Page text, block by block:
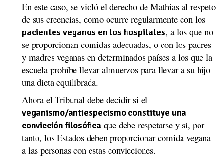
En este caso, se violó el derecho de Mathias al respeto
de sus creencias, como ocurre regularmente con los
pacientes veganos en los hospitales, a los que no
se proporcionan comidas adecuadas, o con los padres
y madres veganas en determinados países a los que la
escuela prohíbe llevar almuerzos para llevar a su hijo
una dieta equilibrada.
Ahora el Tribunal debe decidir si el
veganismo/antiespecismo constituye una
convicción filosófica que debe respetarse y si, por
tanto, los Estados deben proporcionar comida vegana
a las personas con estas convicciones.